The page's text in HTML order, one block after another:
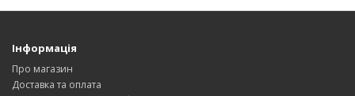
Інформація
Про магазин
Доставка та оплата